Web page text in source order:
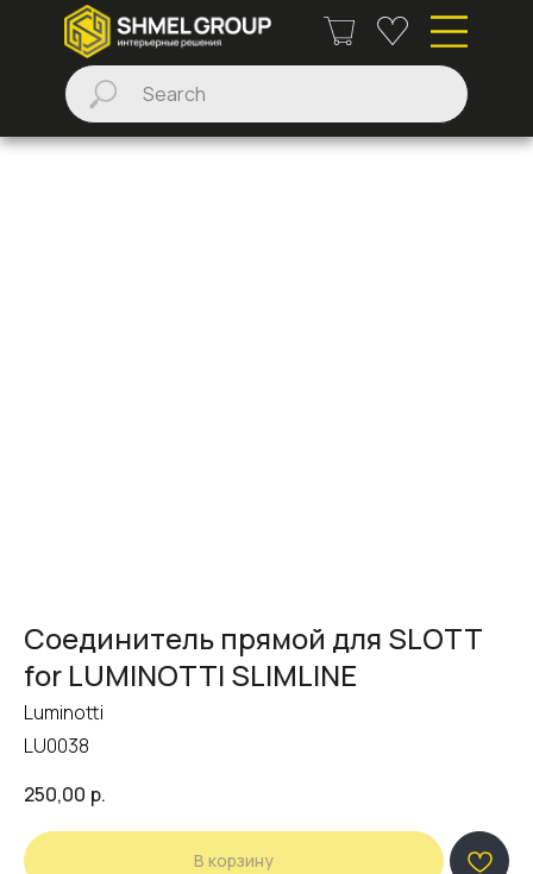
Соединитель прямой для SLOTT
for LUMINOTTI SLIMLINE
Luminotti
LU0038
250,00 р.
В корзину